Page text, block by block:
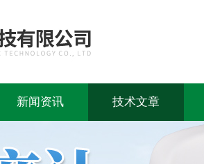
新闻资讯 技术文章